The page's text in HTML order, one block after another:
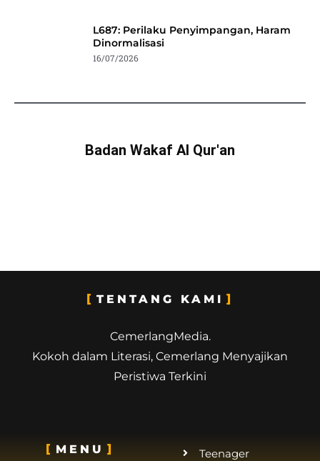
L687: Perilaku Penyimpangan, Haram
Dinormalisasi
16/07/2026
Badan Wakaf Al Qur'an
TENTANG KAMI
CemerlangMedia.
Kokoh dalam Literasi, Cemerlang Menyajikan
Peristiwa Terkini
MENU
Teenager